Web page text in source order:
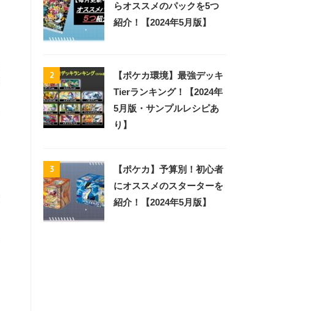
らオススメのパックを5つ
紹介！【2024年5月版】
2
【ポケカ環境】最強デッキ
Tierランキング！【2024年
5月版・サンプルレシピあ
り】
3
【ポケカ】予算別！初心者
にオススメのスターターを
紹介！【2024年5月版】